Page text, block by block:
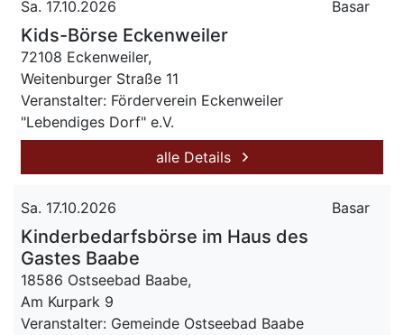
Sa. 17.10.2026 Basar
Kids-Börse Eckenweiler
72108 Eckenweiler,
Weitenburger Straße 11
Veranstalter: Förderverein Eckenweiler
"Lebendiges Dorf" e.V.
alle Details
Sa. 17.10.2026 Basar
Kinderbedarfsbörse im Haus des
Gastes Baabe
18586 Ostseebad Baabe,
Am Kurpark 9
Veranstalter: Gemeinde Ostseebad Baabe